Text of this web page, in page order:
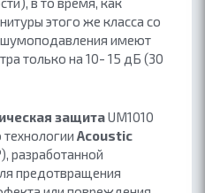
этого же класса со
шумоподавления имеют
только на 10- 15 дБ (30
защитаUM1010
технологии Acoustic
разработанной
предотвращения